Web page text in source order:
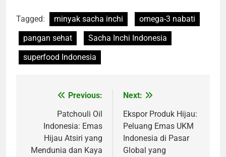
Tagged: minyak sacha inchi
omega-3 nabati
pangan sehat
Sacha Inchi Indonesia
superfood Indonesia
NavigasiPrevious:
Patchouli Oil
Indonesia: Emas
Hijau Atsiri yang
Mendunia dan Kaya
Next:
Ekspor Produk Hijau:
Peluang Emas UKM
Indonesia di Pasar
Global yang